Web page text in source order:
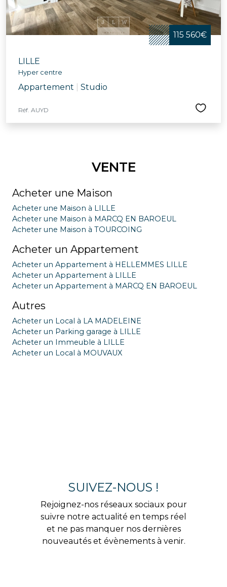
115 560€
LILLE
Hyper centre
Appartement Studio
Réf. AUYD
VENTE
Acheter une Maison
Acheter une Maison à LILLE
Acheter une Maison à MARCQ EN BAROEUL
Acheter une Maison à TOURCOING
Acheter un Appartement
Acheter un Appartement à HELLEMMES LILLE
Acheter un Appartement à LILLE
Acheter un Appartement à MARCQ EN BAROEUL
Autres
Acheter un Local à LA MADELEINE
Acheter un Parking garage à LILLE
Acheter un Immeuble à LILLE
Acheter un Local à MOUVAUX
SUIVEZ-NOUS !
Rejoignez-nos réseaux sociaux pour
suivre notre actualité en temps réel
et ne pas manquer nos dernières
nouveautés et évènements à venir.